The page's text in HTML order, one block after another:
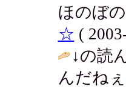
ほのぼ
☆ (
↓の読
んだね